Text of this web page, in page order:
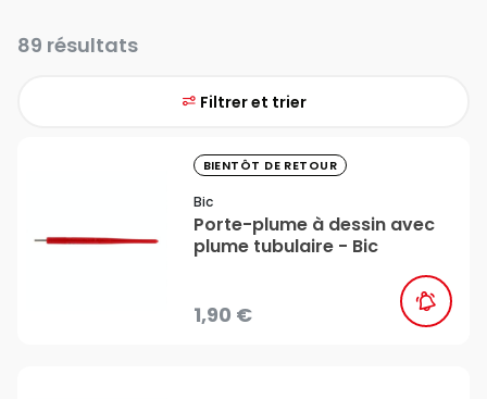
89 résultats
Filtrer et trier
BIENTÔT DE RETOUR
Bic
Porte-plume à dessin avec
plume tubulaire - Bic
1,90 €